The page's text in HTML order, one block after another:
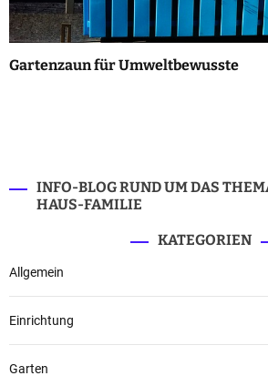
Gartenzaun für Umweltbewusste
INFO-BLOG RUND UM DAS
HAUS-FAMILIE
KATEGORIEN
Allgemein
Einrichtung
Garten